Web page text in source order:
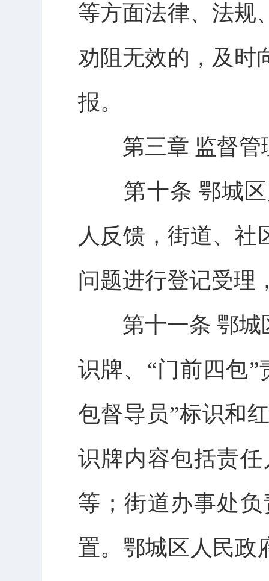
等方面法律、法规
劝阻无效的，及时
报。
第三章 监督管
第十条 鄂城区
人反馈，街道、社
问题进行登记受理
第十一条 鄂城区
识牌、“门前四包
包督导员”标识和
识牌内容包括责
等；街道办事处
置。鄂城区人民政